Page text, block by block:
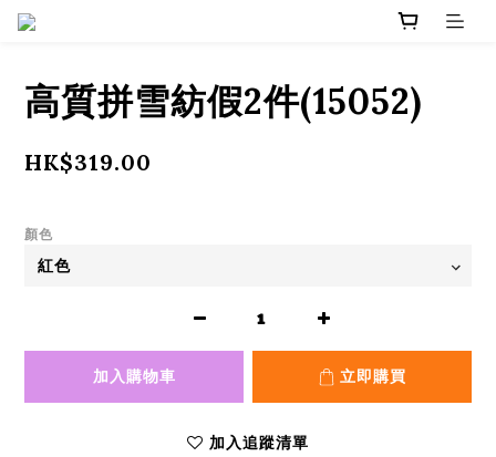
高質拼雪紡假2件(15052)
HK$319.00
顏色
加入購物車 立即購買
加入追蹤清單